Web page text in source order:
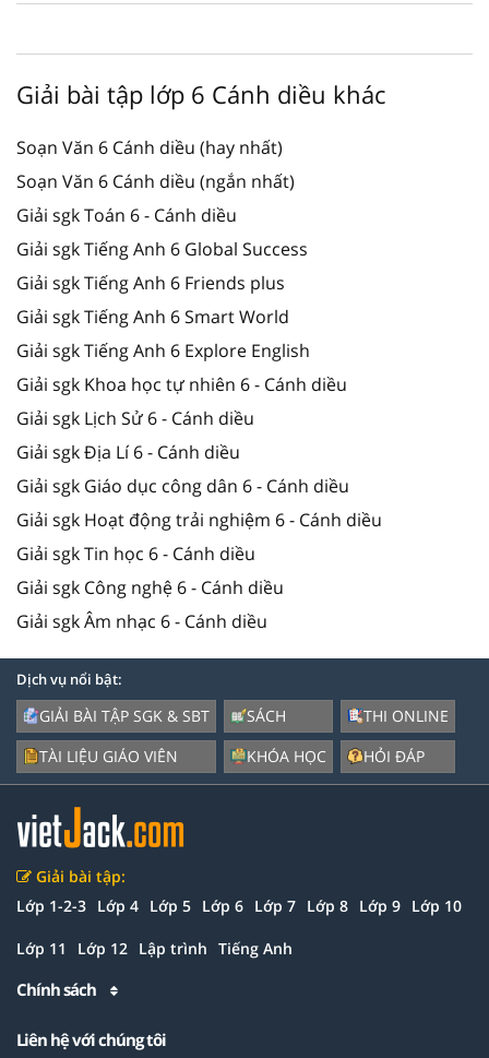
Giải bài tập lớp 6 Cánh diều khác
Soạn Văn 6 Cánh diều (hay nhất)
Soạn Văn 6 Cánh diều (ngắn nhất)
Giải sgk Toán 6 - Cánh diều
Giải sgk Tiếng Anh 6 Global Success
Giải sgk Tiếng Anh 6 Friends plus
Giải sgk Tiếng Anh 6 Smart World
Giải sgk Tiếng Anh 6 Explore English
Giải sgk Khoa học tự nhiên 6 - Cánh diều
Giải sgk Lịch Sử 6 - Cánh diều
Giải sgk Địa Lí 6 - Cánh diều
Giải sgk Giáo dục công dân 6 - Cánh diều
Giải sgk Hoạt động trải nghiệm 6 - Cánh diều
Giải sgk Tin học 6 - Cánh diều
Giải sgk Công nghệ 6 - Cánh diều
Giải sgk Âm nhạc 6 - Cánh diều
Dịch vụ nổi bật:
GIẢI BÀI TẬP SGK & SBT
TÀI LIỆU GIÁO VIÊN
SÁCH
KHÓA HỌC
THI ONLINE
HỎI ĐÁP
Giải bài tập:
Lớp 1-2-3 Lớp 4 Lớp 5 Lớp 6 Lớp 7 Lớp 8 Lớp 9 Lớp 10
Lớp 11 Lớp 12 Lập trình Tiếng Anh
Chính sách
Liên hệ với chúng tôi